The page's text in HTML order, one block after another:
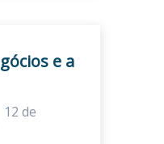
e a
12 de